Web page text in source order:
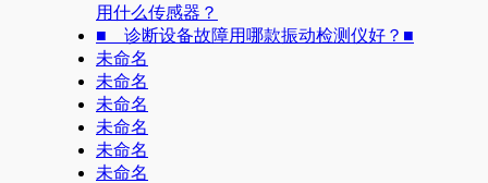
用什么传感器？
■ 诊断设备故障用哪款振动检测仪好？■
未命名
未命名
未命名
未命名
未命名
未命名